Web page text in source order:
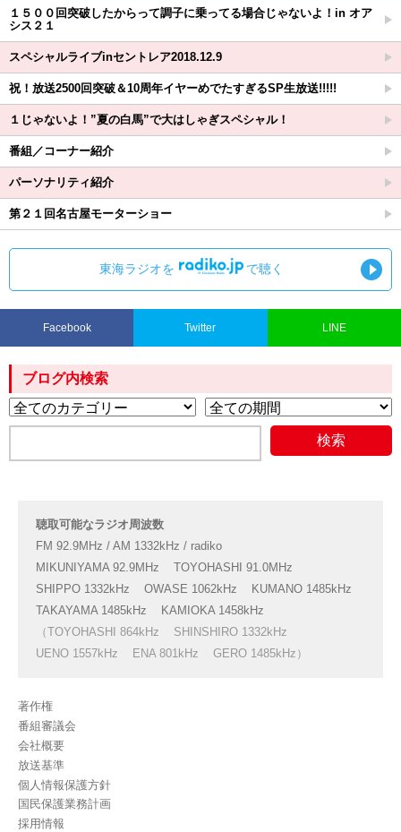
１５００回突破したからって調子に乗ってる場合じゃないよ！in オア
シス２１
スペシャルライブinセントレア2018.12.9
祝！放送2500回突破＆10周年イヤーめでたすぎるSP生放送!!!!!
１じゃないよ！”夏の白馬”で大はしゃぎスペシャル！
番組／コーナー紹介
パーソナリティ紹介
第２１回名古屋モーターショー
東海ラジオを で聴く
Facebook Twitter LINE
ブログ内検索
聴取可能なラジオ周波数
FM 92.9MHz / AM 1332kHz / radiko
MIKUNIYAMA 92.9MHz
TOYOHASHI 91.0MHz
SHIPPO 1332kHz
OWASE 1062kHz
KUMANO 1485kHz
TAKAYAMA 1485kHz
KAMIOKA 1458kHz
（TOYOHASHI 864kHz
SHINSHIRO 1332kHz
UENO 1557kHz
ENA 801kHz GERO 1485kHz）
著作権
番組審議会
会社概要
放送基準
個人情報保護方針
国民保護業務計画
採用情報